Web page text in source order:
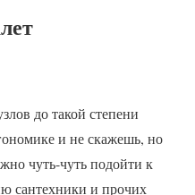
до такой степени
и не скажешь, но
чуть-чуть подойти к
сантехники и прочих